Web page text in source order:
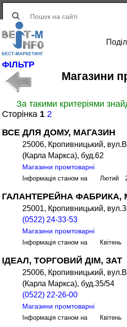
ФІЛЬТР
Магазини
За такими критеріями
Сторінка 12
ВСЕ ДЛЯ ДОМУ, МАГАЗИН
25006, Кропивницький,
(Карла Маркса), буд.62
Магазини промтоварні
Інформація станом на Лютий
ГАЛАНТЕРЕЙНА ФАБРИКА,
25001, Кропивницький,
(0522) 24-33-53
Магазини промтоварні
Інформація станом на Квітень
ІДЕАЛ, ТОРГОВИЙ ДІМ, ЗАТ
25006, Кропивницький,
(Карла Маркса), буд.35/54
(0522) 22-26-00
Магазини промтоварні
Інформація станом на Квітень